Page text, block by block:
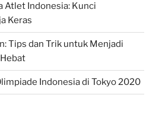
Atlet Indonesia: Kunci
Keras
Tips dan Trik untuk Menjadi
Indonesia di Tokyo 2020